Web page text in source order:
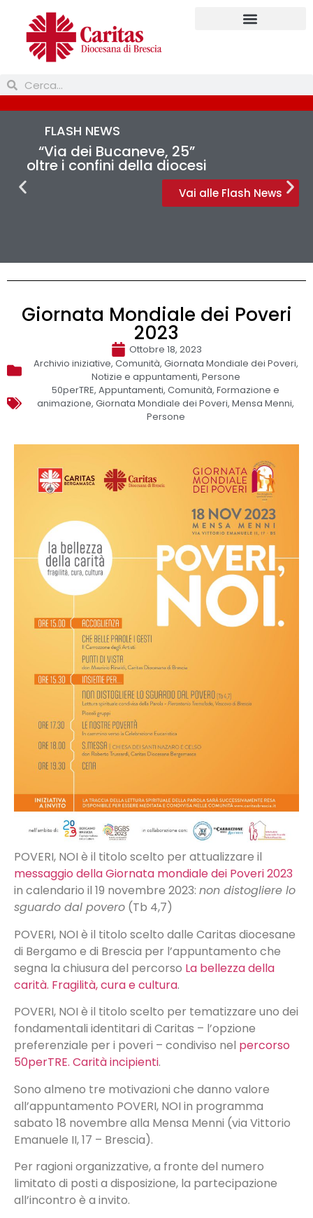
FLASH NEWS
“Via dei Bucaneve, 25”
oltre i confini della diocesi
Vai alle Flash News
Giornata Mondiale dei Poveri
2023
Ottobre 18, 2023
Archivio iniziative, Comunità, Giornata Mondiale dei Poveri,
Notizie e appuntamenti, Persone
50perTRE, Appuntamenti, Comunità, Formazione e
animazione, Giornata Mondiale dei Poveri, Mensa Menni,
Persone
POVERI, NOI è il titolo scelto per attualizzare il
messaggio della Giornata mondiale dei Poveri 2023
in calendario il 19 novembre 2023: non distogliere lo
sguardo dal povero (Tb 4,7)
POVERI, NOI è il titolo scelto dalle Caritas diocesane
di Bergamo e di Brescia per l’appuntamento che
segna la chiusura del percorso La bellezza della
carità. Fragilità, cura e cultura.
POVERI, NOI è il titolo scelto per tematizzare uno dei
fondamentali identitari di Caritas – l’opzione
preferenziale per i poveri – condiviso nel percorso
50perTRE. Carità incipienti.
Sono almeno tre motivazioni che danno valore
all’appuntamento POVERI, NOI in programma
sabato 18 novembre alla Mensa Menni (via Vittorio
Emanuele II, 17 – Brescia).
Per ragioni organizzative, a fronte del numero
limitato di posti a disposizione, la partecipazione
all’incontro è a invito.